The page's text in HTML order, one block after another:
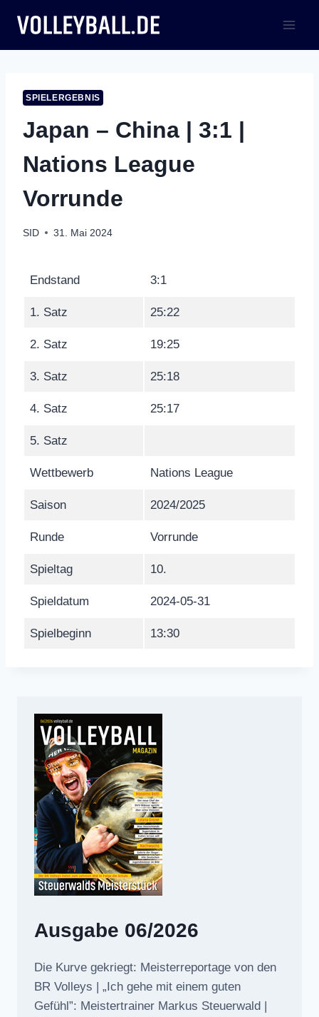
Inhalt
springen
SPIELERGEBNIS
Japan – China | 3:1 |
Nations League
Vorrunde
SID 31. Mai 2024
Endstand 3:1
1. Satz 25:22
2. Satz 19:25
3. Satz 25:18
4. Satz 25:17
5. Satz
Wettbewerb Nations League
Saison 2024/2025
Runde Vorrunde
Spieltag 10.
Spieldatum 2024-05-31
Spielbeginn 13:30
Ausgabe 06/2026
Die Kurve gekriegt: Meisterreportage von den
BR Volleys | „Ich gehe mit einem guten
Gefühl”: Meistertrainer Markus Steuerwald |